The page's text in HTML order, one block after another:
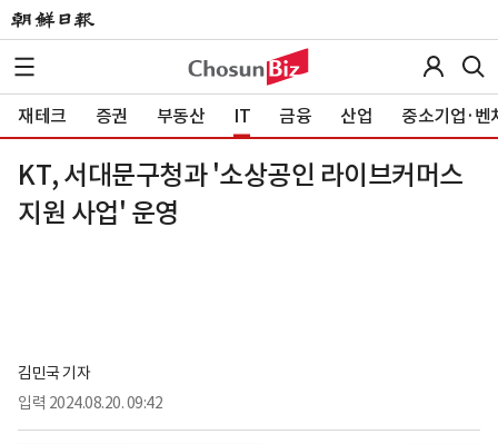
재테크 증권 부동산 IT 금융 산업 중소기업·벤
KT, 서대문구청과 '소상공인 라이브커머스
지원 사업' 운영
김민국 기자
입력 2024.08.20. 09:42